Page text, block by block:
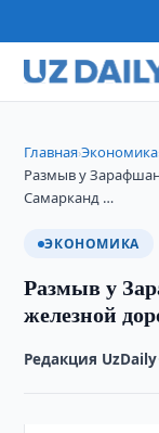
Главная›Экономика
Размыв у
Самарканд …
ЭКОНОМИКА
Размыв у
железной
Редакция UzDaily